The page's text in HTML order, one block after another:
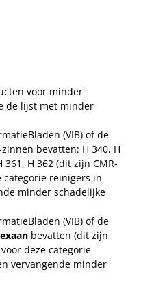
voor minder
de lijst met minder
(VIB) of de
bevatten: H 340, H
361, H 362 (dit zijn CMR-
categorie reinigers in
minder schadelijke
(VIB) of de
bevatten (dit zijn
deze categorie
vervangende minder